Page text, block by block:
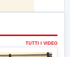
TUTTI I VIDEO